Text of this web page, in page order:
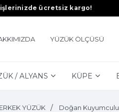
ücretsiz kargo!
YÜZÜK ÖLÇÜSÜ
/ ALYANS KÜPE
YÜZÜK Doğan